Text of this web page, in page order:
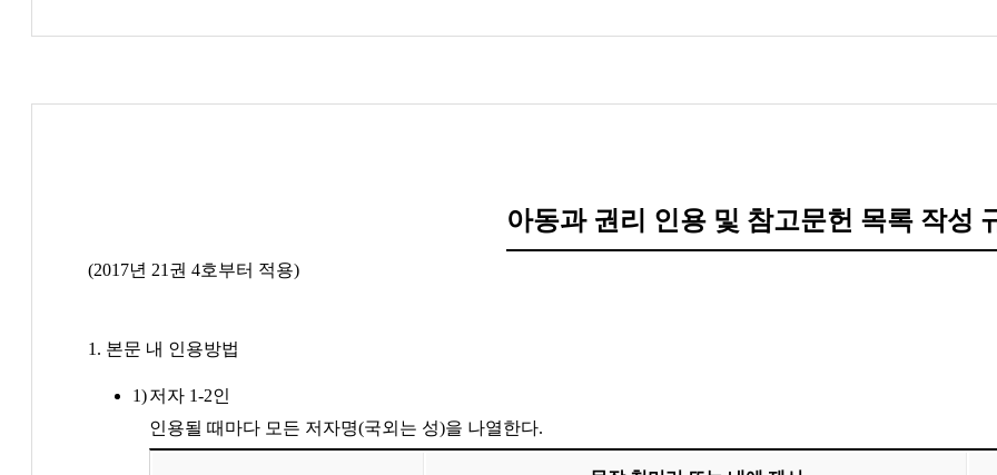
아동과 권리 인용 및 참고문헌 목록 작성
(2017년 21권 4호부터 적용)
1. 본문 내 인용방법
저자 1-2인
인용될 때마다 모든 저자명(국외는 성)을 나열한다.